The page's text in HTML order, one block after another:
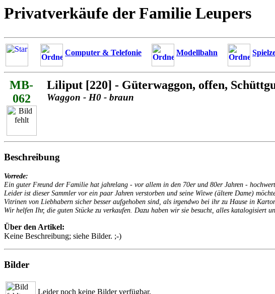
Privatverkäufe der Familie Leupers
Computer & Telefonie Modellbahn
MB-
062
Liliput [220] - Güterwaggon, offen,
Waggon - H0 - braun
Beschreibung
Vorrede:
Ein guter Freund der Familie hat jahrelang - vor allem in den 70er und 80er Jahren -
Leider ist dieser Sammler vor ein paar Jahren verstorben und seine Witwe (ältere Dame)
Vitrinen von Liebhabern sicher besser aufgehoben sind, als irgendwo bei ihr zu Hause in
Wir helfen Ihr, die guten Stücke zu verkaufen. Dazu haben wir sie besucht, alles katalogisiert
Über den Artikel:
Keine Beschreibung; siehe Bilder. ;-)
Bilder
Leider noch keine Bilder verfügbar.